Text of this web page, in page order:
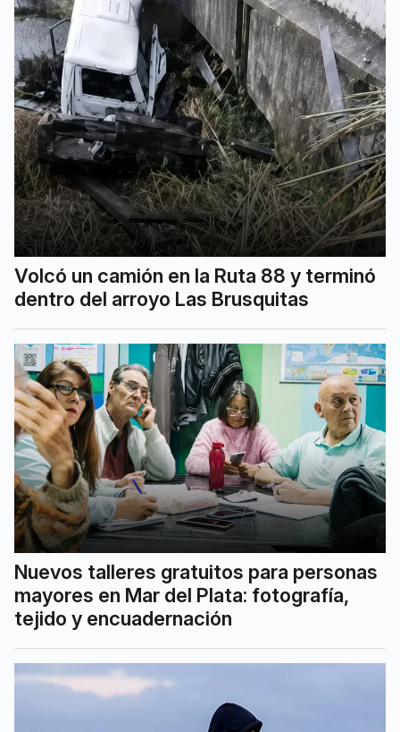
Volcó un camión en la Ruta 88 y terminó
dentro del arroyo Las Brusquitas
Nuevos talleres gratuitos para personas
mayores en Mar del Plata: fotografía,
tejido y encuadernación